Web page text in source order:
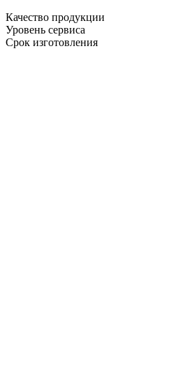
Качество продукции
Уровень сервиса
Срок изготовления